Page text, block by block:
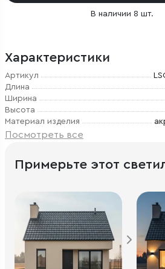
В наличии 8 шт.
Характеристики
Артикул
Длина
Ширина
Высота
Материал изделия
Посмотреть все
Примерьте этот